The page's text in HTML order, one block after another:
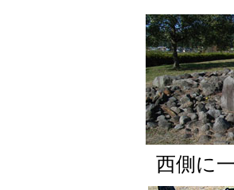
西側に